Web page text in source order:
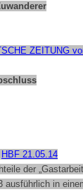
ZEITUNG
HBF 21.05.14
der
ausführlich in